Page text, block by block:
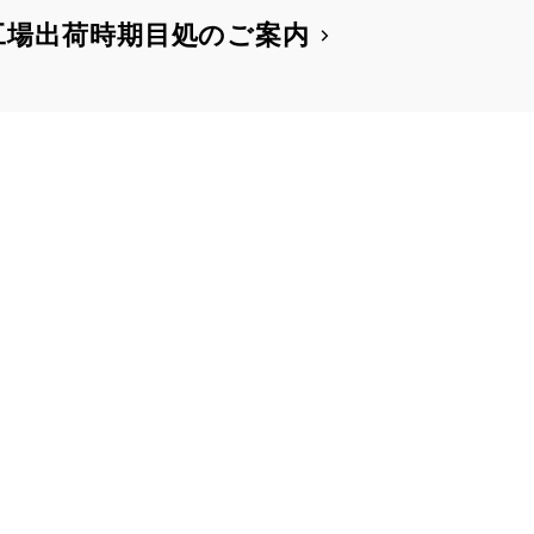
場出荷時期目処のご案内